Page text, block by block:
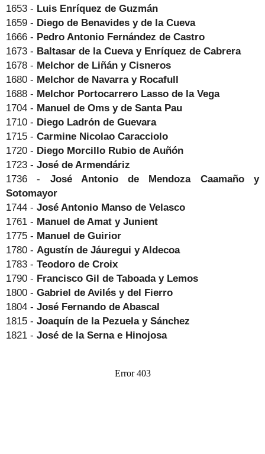
1653 - Luis Enríquez de Guzmán
1659 - Diego de Benavides y de la Cueva
1666 - Pedro Antonio Fernández de Castro
1673 - Baltasar de la Cueva y Enríquez de Cabrera
1678 - Melchor de Liñán y Cisneros
1680 - Melchor de Navarra y Rocafull
1688 - Melchor Portocarrero Lasso de la Vega
1704 - Manuel de Oms y de Santa Pau
1710 - Diego Ladrón de Guevara
1715 - Carmine Nicolao Caracciolo
1720 - Diego Morcillo Rubio de Auñón
1723 - José de Armendáriz
1736 - José Antonio de Mendoza Caamaño y
Sotomayor
1744 - José Antonio Manso de Velasco
1761 - Manuel de Amat y Junient
1775 - Manuel de Guirior
1780 - Agustín de Jáuregui y Aldecoa
1783 - Teodoro de Croix
1790 - Francisco Gil de Taboada y Lemos
1800 - Gabriel de Avilés y del Fierro
1804 - José Fernando de Abascal
1815 - Joaquín de la Pezuela y Sánchez
1821 - José de la Serna e Hinojosa